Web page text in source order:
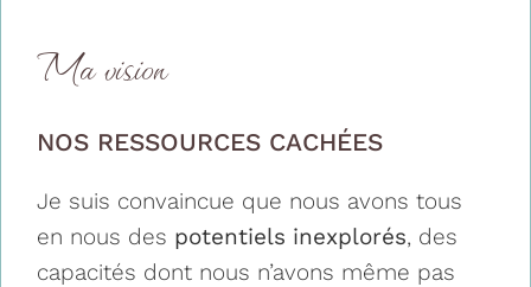
Ma vision
NOS RESSOURCES CACHÉES
Je suis convaincue que nous avons tous
en nous des potentiels inexplorés, des
capacités dont nous n’avons même pas